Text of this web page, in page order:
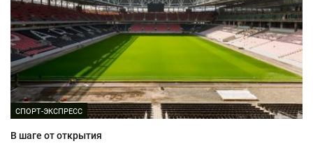
СПОРТ-ЭКСПРЕСС
В шаге от открытия